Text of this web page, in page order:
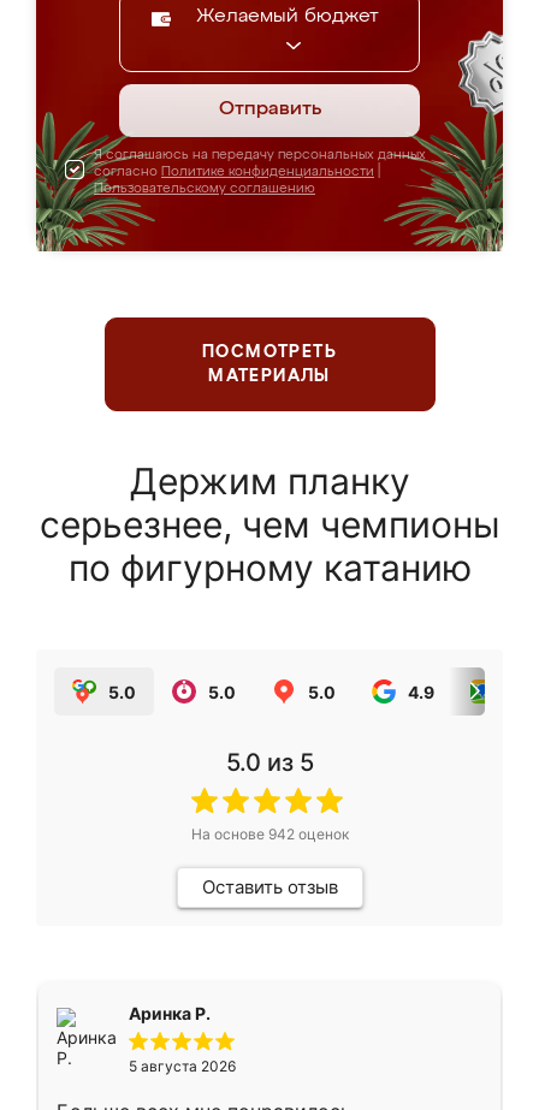
Желаемый бюджет
Отправить
Я соглашаюсь на передачу персональных данных
согласно Политике конфиденциальности
Пользовательскому соглашению
ПОСМОТРЕТЬ
МАТЕРИАЛЫ
Держим планку
серьезнее, чем чемпионы
по фигурному катанию
5.0 5.0 5.0 4.9
5.0 из 5
На основе 942оценок
Оставить отзыв
Аринка Р.
5 августа 2026